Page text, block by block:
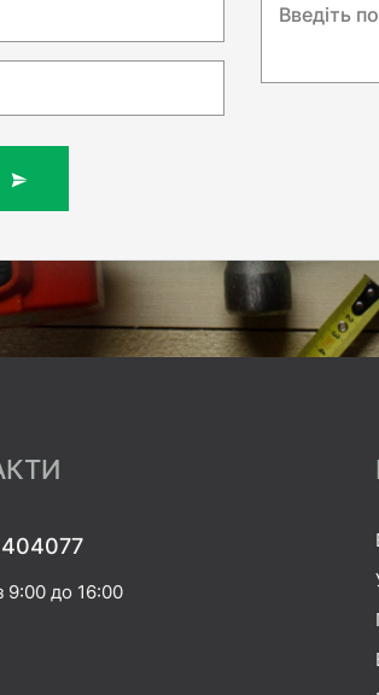
Введіть
до 16:00